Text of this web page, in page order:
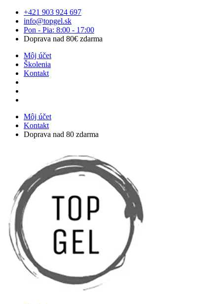
Preskočiť
obsah
+421 903 924 697
info@topgel.sk
Pon - Pia: 8:00 - 17:00
Doprava nad 80€ zdarma
Môj účet
Školenia
Kontakt
Môj účet
Kontakt
Doprava nad 80 zdarma